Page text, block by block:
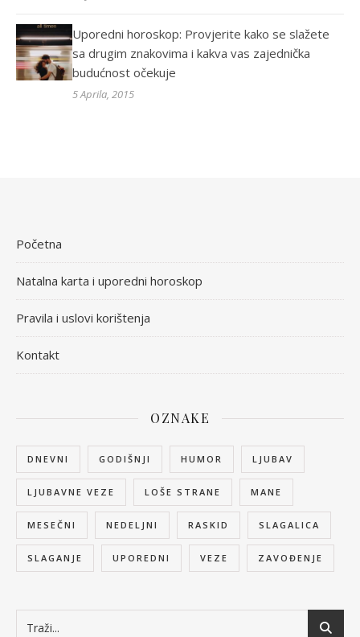
Uporedni horoskop: Provjerite kako se slažete
sa drugim znakovima i kakva vas zajednička
budućnost očekuje
5 Aprila, 2015
Početna
Natalna karta i uporedni horoskop
Pravila i uslovi korištenja
Kontakt
OZNAKE
DNEVNI GODIŠNJI HUMOR LJUBAV
LJUBAVNE VEZE LOŠE STRANE MANE
MESEČNI NEDELJNI RASKID SLAGALICA
SLAGANJE UPOREDNI VEZE ZAVOĐENJE